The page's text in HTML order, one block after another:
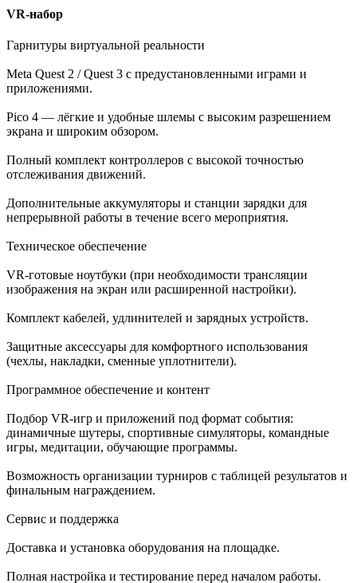
VR-набор
Гарнитуры виртуальной реальности
Meta Quest 2 / Quest 3 с предустановленными играми и
приложениями.
Pico 4 — лёгкие и удобные шлемы с высоким разрешением
экрана и широким обзором.
Полный комплект контроллеров с высокой точностью
отслеживания движений.
Дополнительные аккумуляторы и станции зарядки для
непрерывной работы в течение всего мероприятия.
Техническое обеспечение
VR-готовые ноутбуки (при необходимости трансляции
изображения на экран или расширенной настройки).
Комплект кабелей, удлинителей и зарядных устройств.
Защитные аксессуары для комфортного использования
(чехлы, накладки, сменные уплотнители).
Программное обеспечение и контент
Подбор VR-игр и приложений под формат события:
динамичные шутеры, спортивные симуляторы, командные
игры, медитации, обучающие программы.
Возможность организации турниров с таблицей результатов и
финальным награждением.
Сервис и поддержка
Доставка и установка оборудования на площадке.
Полная настройка и тестирование перед началом работы.